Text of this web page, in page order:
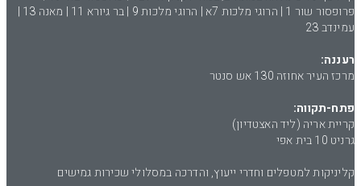
פרופסור שור 1 | הרוגי מלכות 7א | הרוגי מלכות 9 | בר גיורא 11 | מאנה 13 |
עמינדב 23
רעננה:
מרכז העיר אחוזה 130 אש סנטר
פתח-תקווה:
קריית אריה (ליד האצטדיון)
גרניט 10 בית אפי
קליניקות למטפלים וחדרי ייעוץ, והדרכה במסלולי שכירות גמישים